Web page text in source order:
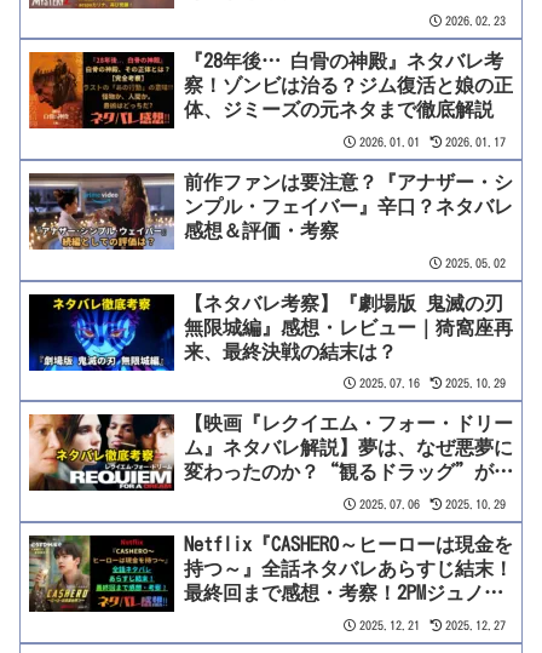
スト・ガビの活躍まで徹底考察！2026.02.23
『28年後… 白骨の神殿』ネタバレ考
察！ゾンビは治る？ジム復活と娘の正
体、ジミーズの元ネタまで徹底解説
2026.01.01 2026.01.17
前作ファンは要注意？『アナザー・シ
ンプル・フェイバー』辛口？ネタバレ
感想＆評価・考察
2025.05.02
【ネタバレ考察】『劇場版 鬼滅の刃
無限城編』感想・レビュー｜猗窩座再
来、最終決戦の結末は？
2025.07.16 2025.10.29
【映画『レクイエム・フォー・ドリー
ム』ネタバレ解説】夢は、なぜ悪夢に
変わったのか？“観るドラッグ”がも
たらす絶望のフルコースを徹底考察！
2025.07.06 2025.10.29
Netflix『CASHERO～ヒーローは現金を
持つ～』全話ネタバレあらすじ結末！
最終回まで感想・考察！2PMジュノ主
演・原作との違いを完全解説！
2025.12.21 2025.12.27